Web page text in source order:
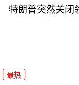
特朗普突然关闭
最热